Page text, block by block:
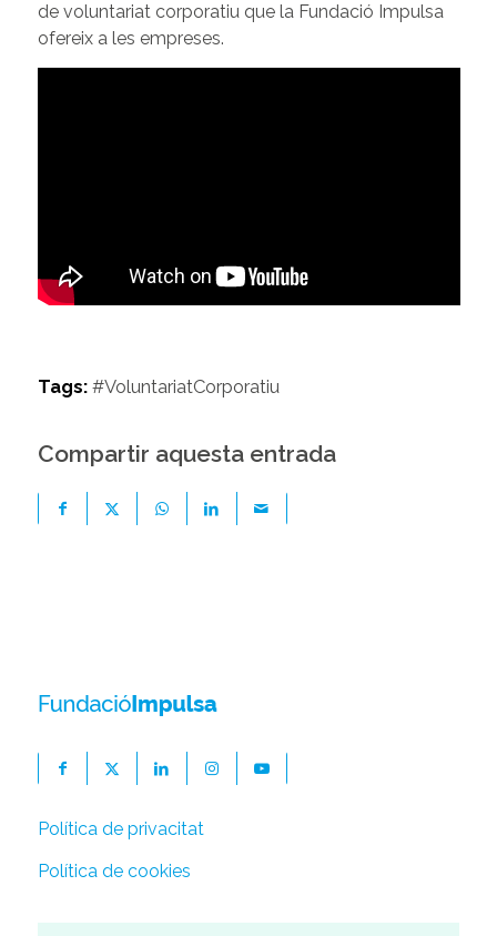
de voluntariat corporatiu que la Fundació Impulsa
ofereix a les empreses.
Tags: #VoluntariatCorporatiu
Compartir aquesta entrada
Política de privacitat
Política de cookies